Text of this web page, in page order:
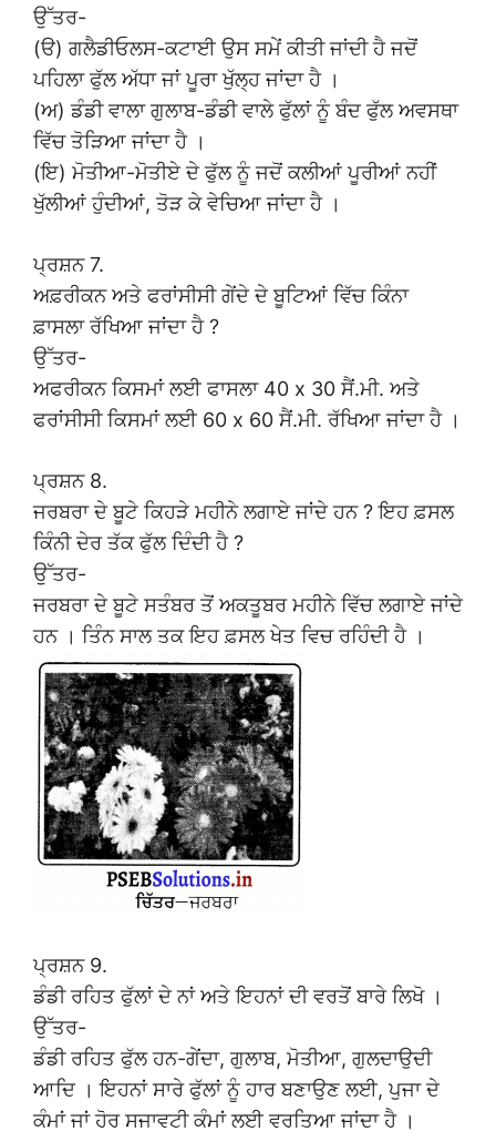
ਉੱਤਰ-
(ੳ) ਗਲੈਡੀਓਲਸ-ਕਟਾਈ ਉਸ ਸਮੇਂ ਕੀਤੀ ਜਾਂਦੀ ਹੈ ਜਦੋਂ
ਪਹਿਲਾ ਫੁੱਲ ਅੱਧਾ ਜਾਂ ਪੂਰਾ ਖੁੱਲ੍ਹ ਜਾਂਦਾ ਹੈ ।
(ਅ) ਡੰਡੀ ਵਾਲਾ ਗੁਲਾਬ-ਡੰਡੀ ਵਾਲੇ ਫੁੱਲਾਂ ਨੂੰ ਬੰਦ ਫੁੱਲ ਅਵਸਥਾ
ਵਿੱਚ ਤੋੜਿਆ ਜਾਂਦਾ ਹੈ ।
(ਇ) ਮੋਤੀਆ-ਮੋਤੀਏ ਦੇ ਫੁੱਲ ਨੂੰ ਜਦੋਂ ਕਲੀਆਂ ਪੂਰੀਆਂ ਨਹੀਂ
ਖੁੱਲੀਆਂ ਹੁੰਦੀਆਂ, ਤੋੜ ਕੇ ਵੇਚਿਆ ਜਾਂਦਾ ਹੈ ।
ਪ੍ਰਸ਼ਨ 7.
ਅਫ਼ਰੀਕਨ ਅਤੇ ਫਰਾਂਸੀਸੀ ਗੇਂਦੇ ਦੇ ਬੂਟਿਆਂ ਵਿੱਚ ਕਿੰਨਾ
ਫ਼ਾਸਲਾ ਰੱਖਿਆ ਜਾਂਦਾ ਹੈ ?
ਉੱਤਰ-
ਅਫਰੀਕਨ ਕਿਸਮਾਂ ਲਈ ਫਾਸਲਾ 40 x 30 ਸੈਂ.ਮੀ. ਅਤੇ
ਫਰਾਂਸੀਸੀ ਕਿਸਮਾਂ ਲਈ 60 x 60 ਸੈਂ.ਮੀ. ਰੱਖਿਆ ਜਾਂਦਾ ਹੈ ।
ਪ੍ਰਸ਼ਨ 8.
ਜਰਬਰਾ ਦੇ ਬੂਟੇ ਕਿਹੜੇ ਮਹੀਨੇ ਲਗਾਏ ਜਾਂਦੇ ਹਨ ? ਇਹ ਫ਼ਸਲ
ਕਿੰਨੀ ਦੇਰ ਤੱਕ ਫੁੱਲ ਦਿੰਦੀ ਹੈ ?
ਉੱਤਰ-
ਜਰਬਰਾ ਦੇ ਬੂਟੇ ਸਤੰਬਰ ਤੋਂ ਅਕਤੂਬਰ ਮਹੀਨੇ ਵਿੱਚ ਲਗਾਏ ਜਾਂਦੇ
ਹਨ । ਤਿੰਨ ਸਾਲ ਤਕ ਇਹ ਫ਼ਸਲ ਖੇਤ ਵਿਚ ਰਹਿੰਦੀ ਹੈ ।
ਪ੍ਰਸ਼ਨ 9.
ਡੰਡੀ ਰਹਿਤ ਫੁੱਲਾਂ ਦੇ ਨਾਂ ਅਤੇ ਇਹਨਾਂ ਦੀ ਵਰਤੋਂ ਬਾਰੇ ਲਿਖੋ ।
ਉੱਤਰ-
ਡੰਡੀ ਰਹਿਤ ਫੁੱਲ ਹਨ-ਗੇਂਦਾ, ਗੁਲਾਬ, ਮੋਤੀਆ, ਗੁਲਦਾਉਦੀ
ਆਦਿ । ਇਹਨਾਂ ਸਾਰੇ ਫੁੱਲਾਂ ਨੂੰ ਹਾਰ ਬਣਾਉਣ ਲਈ, ਪੁਜਾ ਦੇ
ਕੰਮਾਂ ਜਾਂ ਹੋਰ ਸਜਾਵਟੀ ਕੰਮਾਂ ਲਈ ਵਰਤਿਆ ਜਾਂਦਾ ਹੈ ।